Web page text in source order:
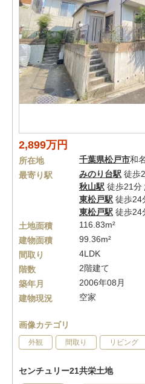
2,899万円
所在地 千葉県松戸市和
最寄り駅
みのり台駅 徒歩
秋山駅 徒歩21分
東松戸駅 徒歩24
東松戸駅 徒歩24
土地面積
116.83m²
建物面積
99.36m²
間取り
4LDK
階数
2階建て
築年月
2006年08月
建物現況
空家
画像カテゴリ
外観 間取り リビング
センチュリー21共栄土地